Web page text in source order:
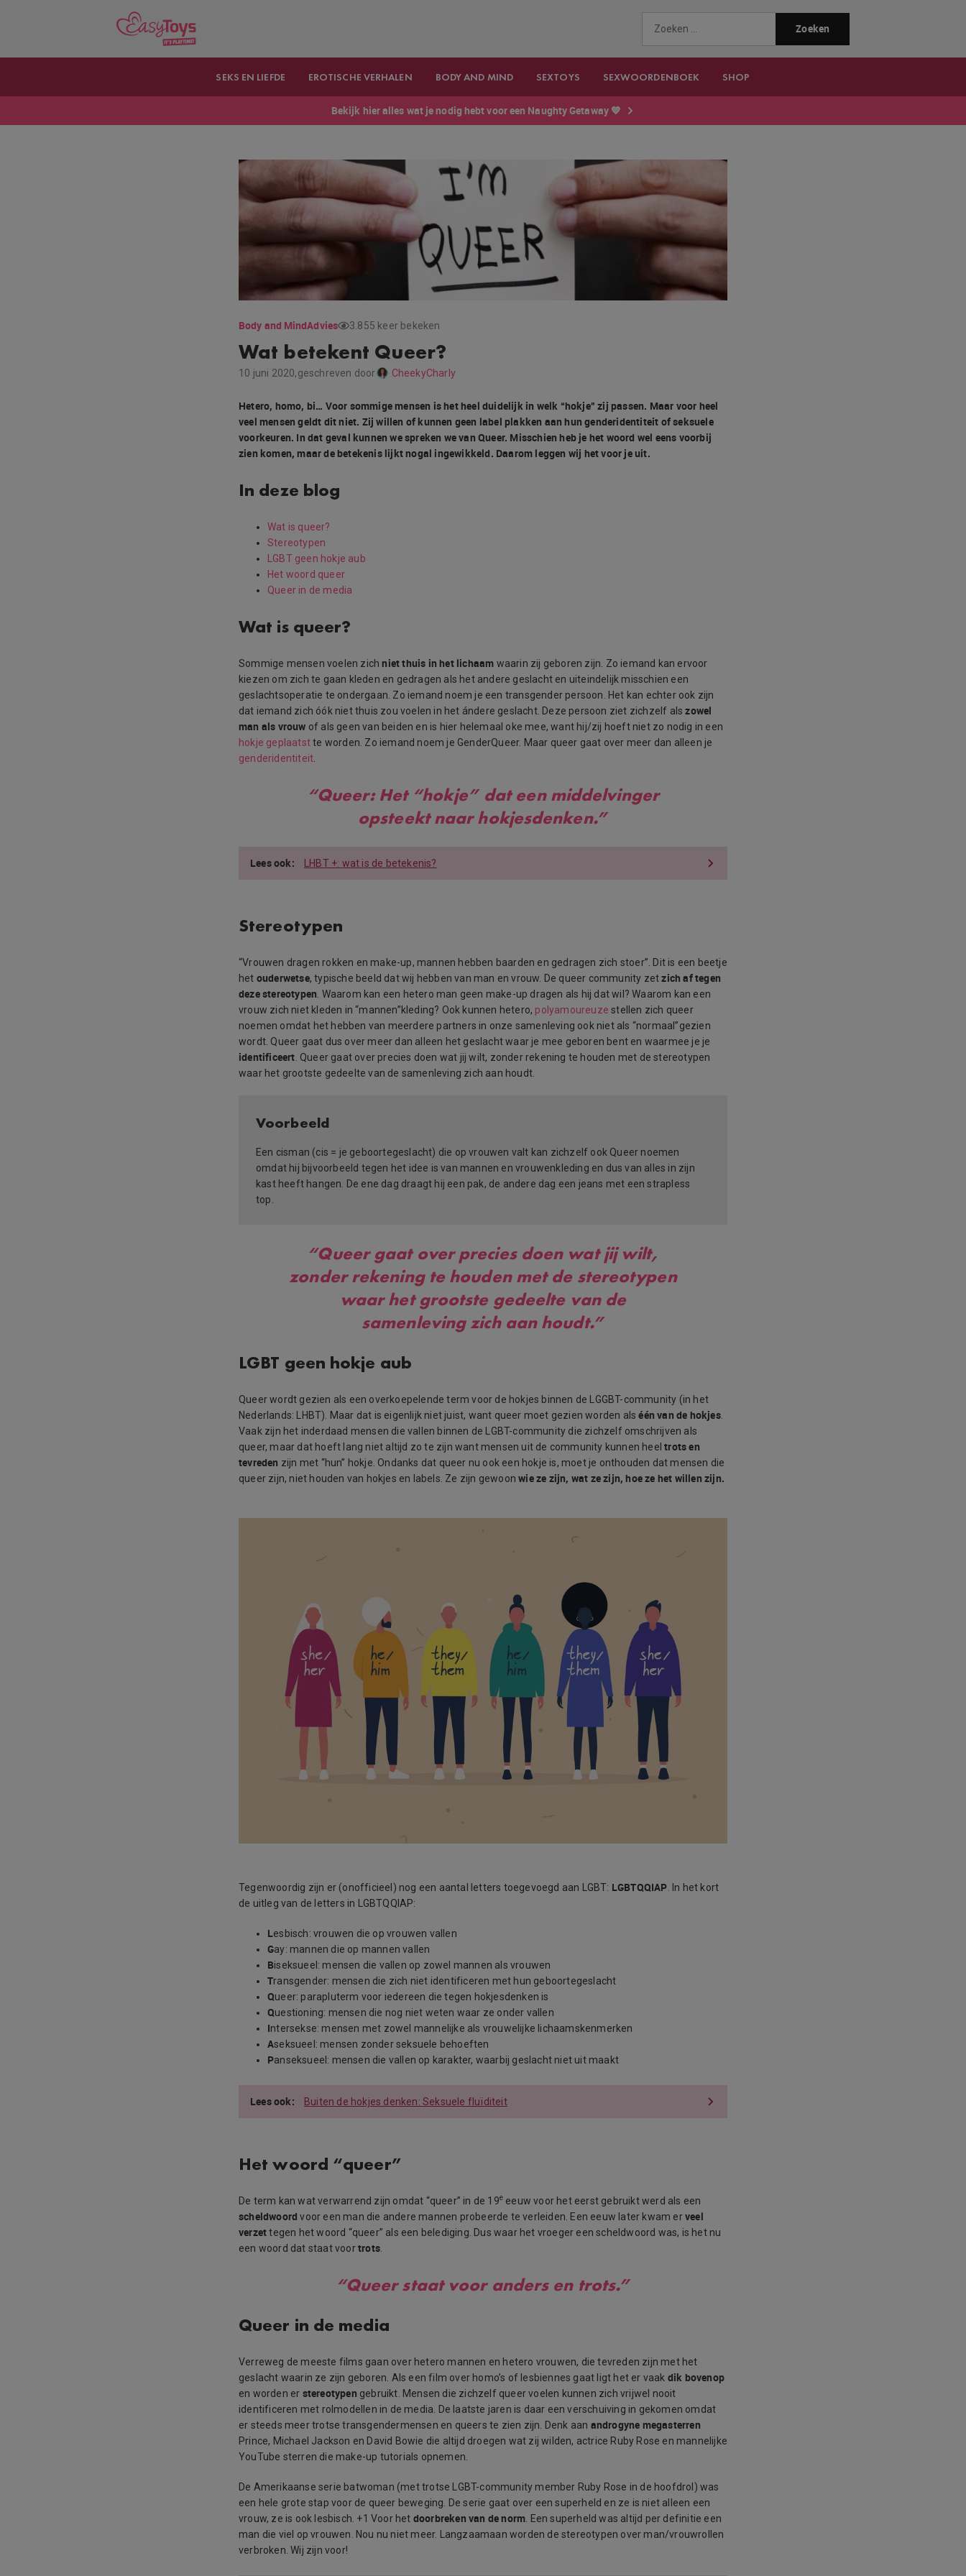
SEKS EN LIEFDE EROTISCHE VERHALEN BODY AND MIND SEXTOYS SEXWOORDENBOEK SHOP
Bekijk hier alles wat je nodig hebt voor een Naughty Getaway 💙
Body and MindAdvies 3.855 keer bekeken
Wat betekent Queer?
10 juni 2020,geschreven door CheekyCharly
Hetero, homo, bi… Voor sommige mensen is het heel duidelijk in welk “hokje” zij passen. Maar voor heel
veel mensen geldt dit niet. Zij willen of kunnen geen label plakken aan hun genderidentiteit of seksuele
voorkeuren. In dat geval kunnen we spreken we van Queer. Misschien heb je het woord wel eens voorbij
zien komen, maar de betekenis lijkt nogal ingewikkeld. Daarom leggen wij het voor je uit.
In deze blog
Wat is queer?
Stereotypen
LGBT geen hokje aub
Het woord queer
Queer in de media
Wat is queer?
Sommige mensen voelen zichniet thuis in het lichaam waarin zij geboren zijn. Zo iemand kan ervoor
kiezen om zich te gaan kleden en gedragen als het andere geslacht en uiteindelijk misschien een
geslachtsoperatie te ondergaan. Zo iemand noem je een transgender persoon. Het kan echter ook zijn
dat iemand zich óók niet thuis zou voelen in het ándere geslacht. Deze persoon ziet zichzelf alszowel
man als vrouw of als geen van beiden en is hier helemaal oke mee, want hij/zij hoeft niet zo nodig in een
hokje geplaatstte worden. Zo iemand noem je GenderQueer. Maar queer gaat over meer dan alleen je
genderidentiteit
“Queer: Het “hokje” dat een middelvinger
opsteekt naar hokjesdenken.”
LHBT +: wat is de betekenis?
Stereotypen
“Vrouwen dragen rokken en make-up, mannen hebben baarden en gedragen zich stoer”. Dit is een beetje
het ouderwetse, typische beeld dat wij hebben van man en vrouw. De queer community zetzich af tegen
deze stereotypen . Waarom kan een hetero man geen make-up dragen als hij dat wil? Waarom kan een
vrouw zich niet kleden in “mannen”kleding? Ook kunnen hetero, polyamoureuze stellen zich queer
noemen omdat het hebben van meerdere partners in onze samenleving ook niet als “normaal”gezien
wordt. Queer gaat dus over meer dan alleen het geslacht waar je mee geboren bent en waarmee je je
identificeert . Queer gaat over precies doen wat jij wilt, zonder rekening te houden met de stereotypen
waar het grootste gedeelte van de samenleving zich aan houdt.
Voorbeeld
Een cisman (cis = je geboortegeslacht) die op vrouwen valt kan zichzelf ook Queer noemen
omdat hij bijvoorbeeld tegen het idee is van mannen en vrouwenkleding en dus van alles in zijn
kast heeft hangen. De ene dag draagt hij een pak, de andere dag een jeans met een strapless
top.
“Queer gaat over precies doen wat jij wilt,
zonder rekening te houden met de stereotypen
waar het grootste gedeelte van de
samenleving zich aan houdt.”
LGBT geen hokje aub
Queer wordt gezien als een overkoepelende term voor de hokjes binnen de LGGBT-community (in het
Nederlands: LHBT). Maar dat is eigenlijk niet juist, want queer moet gezien worden als één van de hokjes.
Vaak zijn het inderdaad mensen die vallen binnen de LGBT-community die zichzelf omschrijven als
queer, maar dat hoeft lang niet altijd zo te zijn want mensen uit de community kunnen heel trots en
tevreden zijn met “hun” hokje. Ondanks dat queer nu ook een hokje is, moet je onthouden dat mensen die
queer zijn, niet houden van hokjes en labels. Ze zijn gewoonwie ze zijn, wat ze zijn, hoe ze het willen zijn.
Tegenwoordig zijn er (onofficieel) nog een aantal letters toegevoegd aan LGBT: LGBTQQIAP . In het kort
de uitleg van de letters in LGBTQQIAP:
Lesbisch: vrouwen die op vrouwen vallen
Gay: mannen die op mannen vallen
Biseksueel: mensen die vallen op zowel mannen als vrouwen
Transgender: mensen die zich niet identificeren met hun geboortegeslacht
Queer: parapluterm voor iedereen die tegen hokjesdenken is
Questioning: mensen die nog niet weten waar ze onder vallen
Intersekse: mensen met zowel mannelijke als vrouwelijke lichaamskenmerken
Aseksueel: mensen zonder seksuele behoeften
Panseksueel: mensen die vallen op karakter, waarbij geslacht niet uit maakt
Buiten de hokjes denken: Seksuele fluïditeit
Het woord “queer”
De term kan wat verwarrend zijn omdat “queer” in de 19e eeuw voor het eerst gebruikt werd als een
scheldwoord voor een man die andere mannen probeerde te verleiden. Een eeuw later kwam erveel
verzettegen het woord “queer” als een belediging. Dus waar het vroeger een scheldwoord was, is het nu
een woord dat staat voortrots
“Queer staat voor anders en trots.”
Queer in de media
Verreweg de meeste films gaan over hetero mannen en hetero vrouwen, die tevreden zijn met het
geslacht waarin ze zijn geboren. Als een film over homo’s of lesbiennes gaat ligt het er vaak dik bovenop
en worden er stereotypen gebruikt. Mensen die zichzelf queer voelen kunnen zich vrijwel nooit
identificeren met rolmodellen in de media. De laatste jaren is daar een verschuiving in gekomen omdat
er steeds meer trotse transgendermensen en queers te zien zijn. Denk aan androgyne megasterren
Prince, Michael Jackson en David Bowie die altijd droegen wat zij wilden, actrice Ruby Rose en mannelijke
YouTube sterren die make-up tutorials opnemen.
De Amerikaanse serie batwoman (met trotse LGBT-community member Ruby Rose in de hoofdrol) was
een hele grote stap voor de queer beweging. De serie gaat over een superheld en ze is niet alleen een
vrouw, ze is ook lesbisch. +1 Voor het doorbreken van de norm . Een superheld was altijd per definitie een
man die viel op vrouwen. Nou nu niet meer. Langzaamaan worden de stereotypen over man/vrouwrollen
verbroken. Wij zijn voor!